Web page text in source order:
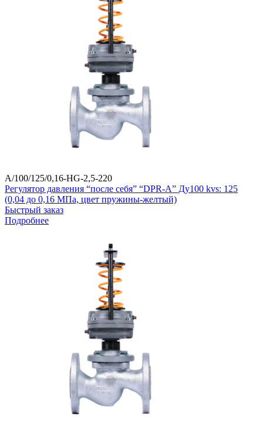
A/100/125/0,16-HG-2,5-220
Регулятор давления “после себя” “DPR-A” Ду100 kvs: 125
(0,04 до 0,16 МПа, цвет пружины-желтый)
Быстрый заказ
Подробнее